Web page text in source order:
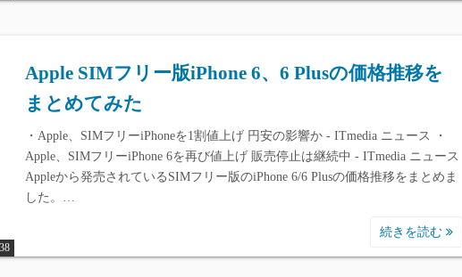
Apple SIMフリー版iPhone 6、6 Plusの価格推移を
まとめてみた
・Apple、SIMフリーiPhoneを1割値上げ 円安の影響か - ITmedia ニュース ・
Apple、SIMフリーiPhone 6を再び値上げ 販売停止は継続中 - ITmedia ニュース
Appleから発売されているSIMフリー版のiPhone 6/6 Plusの価格推移をまとめま
した。…
続きを読む